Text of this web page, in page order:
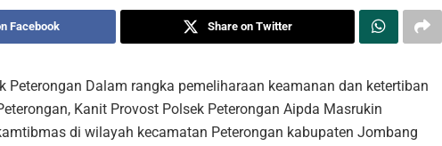
Facebook Share on Twitter
Peterongan Dalam rangka pemeliharaan keamanan dan ketertiban
Kanit Provost Polsek Peterongan Aipda Masrukin
di wilayah kecamatan Peterongan kabupaten Jombang